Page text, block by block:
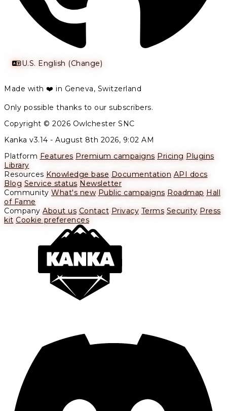
U.S. English (Change)
Made with ❤️ in Geneva, Switzerland
Only possible thanks to our subscribers.
Copyright © 2026 Owlchester SNC
Kanka v3.14 - August 8th 2026, 9:02 AM
Platform Features Premium campaigns Pricing Plugins
Library
Resources Knowledge base Documentation API docs
Blog Service status Newsletter
Community What's new Public campaigns Roadmap Hall
of Fame
Company About us Contact Privacy Terms Security Press
kit Cookie preferences